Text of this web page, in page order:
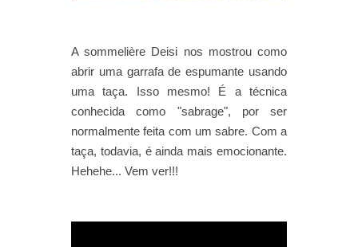
A sommelière Deisi nos mostrou como
abrir uma garrafa de espumante usando
uma taça. Isso mesmo! É a técnica
conhecida como "sabrage", por ser
normalmente feita com um sabre. Com a
taça, todavia, é ainda mais emocionante.
Hehehe... Vem ver!!!